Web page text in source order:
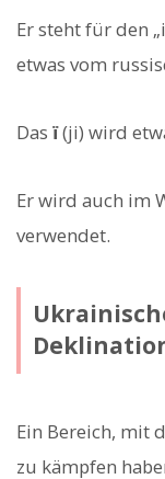
Er steht für den
etwas vom
Das ї(ji) wird
Er wird auch im
verwendet.
Ein Bereich, mit
zu kämpfen